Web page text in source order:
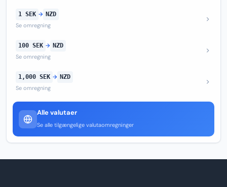
1 SEK → NZD
Se omregning
100 SEK → NZD
Se omregning
1,000 SEK → NZD
Se omregning
Alle valutaer
Se alle tilgængelige valutaomregninger